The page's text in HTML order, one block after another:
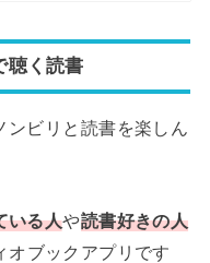
聴く読書
ンビリと読書を楽しん
いる人や読書好きの人
オブックアプリです